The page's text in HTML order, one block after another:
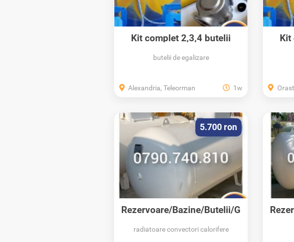
Kit complet 2,3,4 butelii
butelii de egalizare
Alexandria, Teleorman 1w
Kit
Rezervoare/Bazine/Butelii/G
radiatoare convectori calorifere
5.700 ron